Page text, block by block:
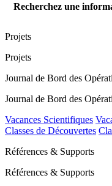
Recherchez une
Projets
Projets
Journal de Bord des
Journal de Bord des
Vacances Scientifiques
Classes de Découvertes
Références & Supports
Références & Supports